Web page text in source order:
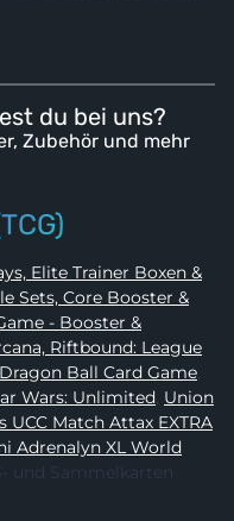
du bei uns?
Zubehör und mehr
Dragon Ball Card Game,
Star Wars: Unlimited, Union
UCC Match Attax EXTRA
Adrenalyn XL World
und Sammelkarten